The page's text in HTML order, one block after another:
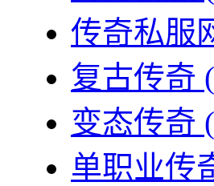
传奇私服
复古传奇
变态传奇
单职业传